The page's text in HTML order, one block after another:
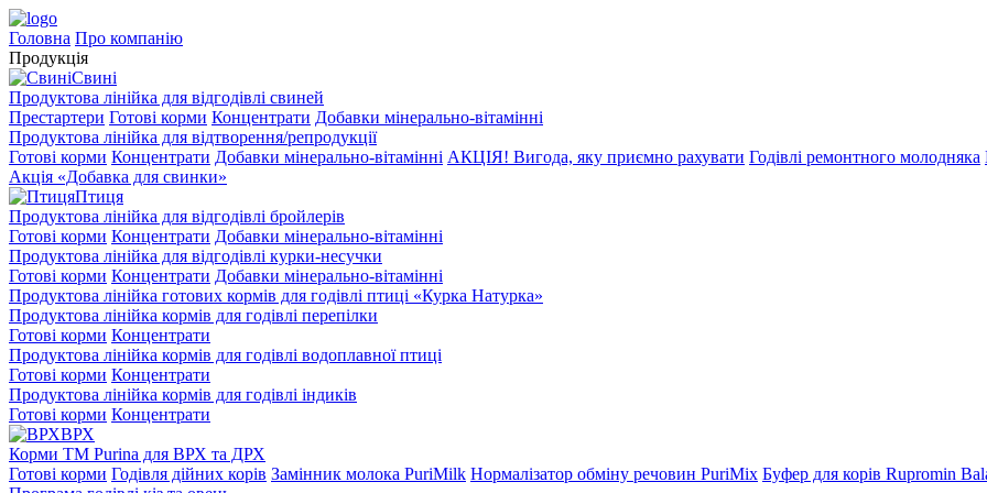
Головна Про компанію
Продукція
Свині
Продуктова лінійка для відгодівлі свиней
Престартери Готові корми Концентрати Добавки мінерально-вітамінні
Продуктова лінійка для відтворення/репродукції
Готові корми Концентрати Добавки мінерально-вітамінні АКЦІЯ! Вигода, яку приємно рахувати Годівлі ремонтного молодняка
Акція «Добавка для свинки»
Птиця
Продуктова лінійка для відгодівлі бройлерів
Готові корми Концентрати Добавки мінерально-вітамінні
Продуктова лінійка для відгодівлі курки-несучки
Готові корми Концентрати Добавки мінерально-вітамінні
Продуктова лінійка готових кормів для годівлі птиці «Курка Натурка»
Продуктова лінійка кормів для годівлі перепілки
Готові корми Концентрати
Продуктова лінійка кормів для годівлі водоплавної птиці
Готові корми Концентрати
Продуктова лінійка кормів для годівлі індиків
Готові корми Концентрати
ВРХ
Корми ТМ Purina для ВРХ та ДРХ
Готові корми Годівля дійних корів Замінник молока PuriMilk Нормалізатор обміну речовин PuriMix Буфер для корів Rupromin